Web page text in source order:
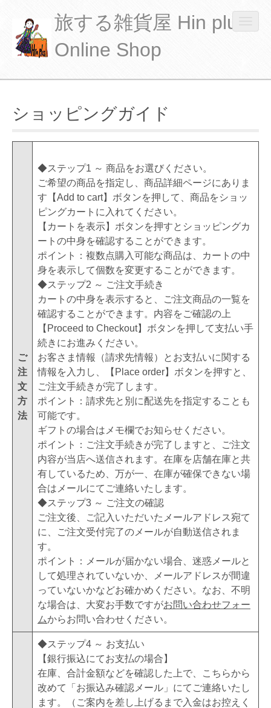
旅する雑貨屋 Hin plus
Online Shop
M
i
n
m
p
o
e
n
u
ショッピングガイド
ご
注
文
方
法
◆ステップ1 ～ 商品をお選びください。
ご希望の商品を指定し、商品詳細ページにありま
す【Add to cart】ボタンを押して、商品をショッ
ピングカートに入れてください。
【カートを表示】ボタンを押すとショッピングカ
ートの中身を確認することができます。
ポイント：複数点購入可能な商品は、カートの中
身を表示して個数を変更することができます。
◆ステップ2 ～ ご注文手続き
カートの中身を表示すると、ご注文商品の一覧を
確認することができます。内容をご確認の上
【Proceed to Checkout】ボタンを押して支払い手
続きにお進みください。
お客さま情報（請求先情報）とお支払いに関する
情報を入力し、【Place order】ボタンを押すと、
ご注文手続きが完了します。
ポイント：請求先と別に配送先を指定することも
可能です。
ギフトの場合はメモ欄でお知らせください。
ポイント：ご注文手続きが完了しますと、ご注文
内容が当店へ送信されます。在庫を店舗在庫と共
有しているため、万が一、在庫が確保できない場
合はメールにてご連絡いたします。
◆ステップ3 ～ ご注文の確認
ご注文後、ご記入いただいたメールアドレス宛て
に、ご注文受付完了のメールが自動送信されま
す。
ポイント：メールが届かない場合、迷惑メールと
して処理されていないか、メールアドレスが間違
っていないかなどお確かめください。なお、不明
な場合は、大変お手数ですがお問い合わせフォー
ムからお問い合わせください。
◆ステップ4 ～ お支払い
【銀行振込にてお支払の場合】
在庫、合計金額などを確認した上で、こちらから
改めて「お振込み確認メール」にてご連絡いたし
ます。（ご案内を差し上げるまで入金はお控えく